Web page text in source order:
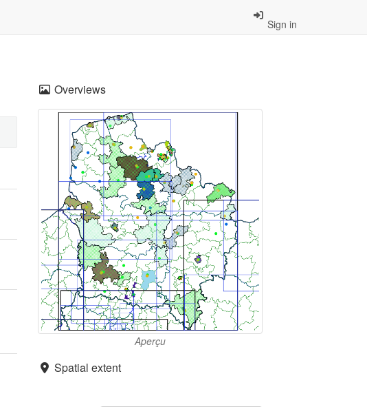
Sign in
Overviews
Aperçu
Spatial extent